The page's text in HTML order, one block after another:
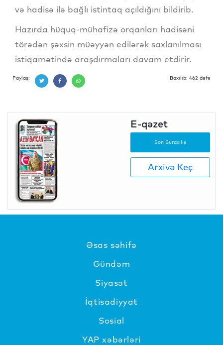
və hadisə ilə bağlı istintaq açıldığını bildirib.
Hazırda hüquq-mühafizə orqanları hadisəni
törədən şəxsin müəyyən edilərək saxlanılması
istiqamətində araşdırmaları davam etdirir.
Paylaş: Baxılıb: 462 dəfə
E-qəzet
Son Buraxılış
Arxivə Keç
Əsas səhifə
Gündəm
Siyasət
İqtisadiyyat
Sosial
YAP xəbərləri